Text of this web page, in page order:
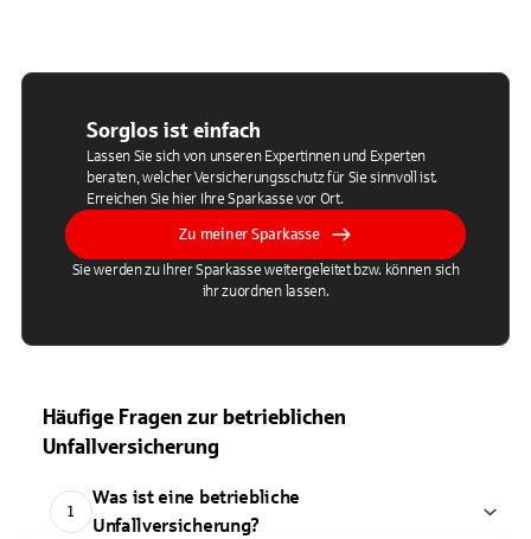
Sorglos ist einfach
Lassen Sie sich von unseren Expertinnen und Experten
beraten, welcher Versicherungsschutz für Sie sinnvoll ist.
Erreichen Sie hier Ihre Sparkasse vor Ort.
Zu meiner Sparkasse
Sie werden zu Ihrer Sparkasse weitergeleitet bzw. können sich
ihr zuordnen lassen.
Häufige Fragen zur betrieblichen
Unfallversicherung
1
Was ist eine betriebliche
Unfallversicherung?